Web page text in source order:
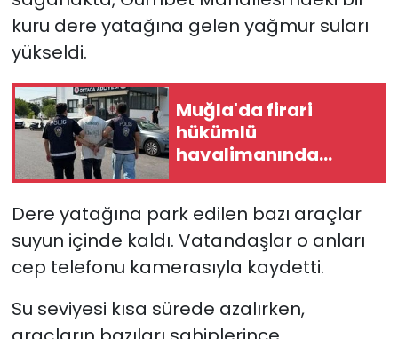
kuru dere yatağına gelen yağmur suları
yükseldi.
Muğla'da firari
hükümlü
havalimanında
yakalandı
Dere yatağına park edilen bazı araçlar
suyun içinde kaldı. Vatandaşlar o anları
cep telefonu kamerasıyla kaydetti.
Su seviyesi kısa sürede azalırken,
YEREL POLİTİKA
Yurt